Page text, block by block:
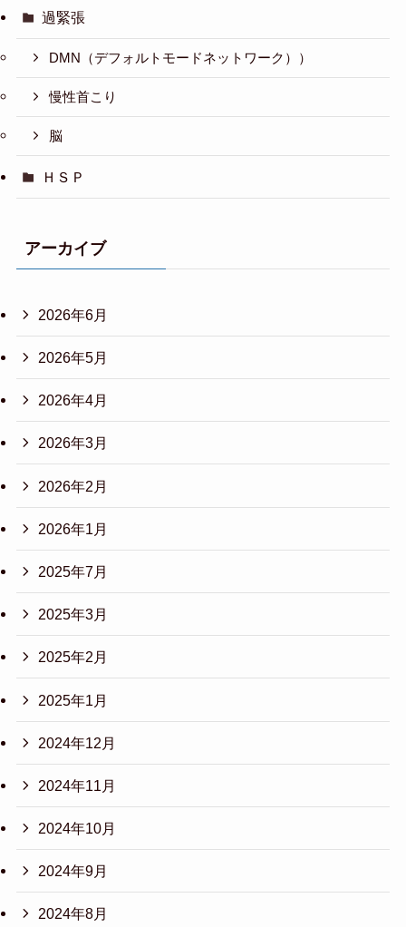
過緊張
DMN（デフォルトモードネットワーク））
慢性首こり
脳
ＨＳＰ
アーカイブ
2026年6月
2026年5月
2026年4月
2026年3月
2026年2月
2026年1月
2025年7月
2025年3月
2025年2月
2025年1月
2024年12月
2024年11月
2024年10月
2024年9月
2024年8月